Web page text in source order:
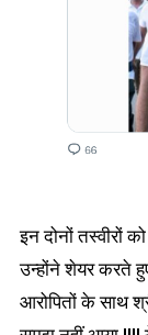
इन दोनों तस्वीरों
उन्होंने शेयर करते
आरोपितों के साथ